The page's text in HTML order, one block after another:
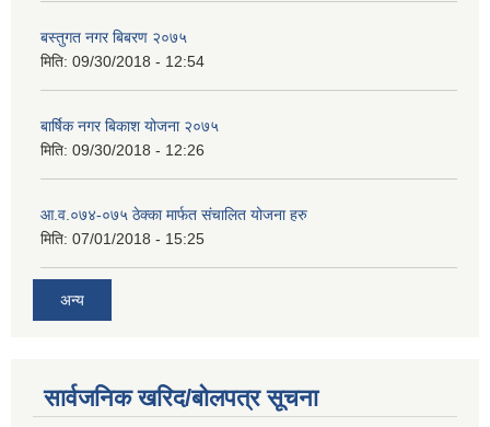
बस्तुगत नगर बिबरण २०७५
मिति: 09/30/2018 - 12:54
बार्षिक नगर बिकाश योजना २०७५
मिति: 09/30/2018 - 12:26
आ.व.०७४-०७५ ठेक्का मार्फत संचालित योजना हरु
मिति: 07/01/2018 - 15:25
अन्य
सार्वजनिक खरिद/बोलपत्र सूचना